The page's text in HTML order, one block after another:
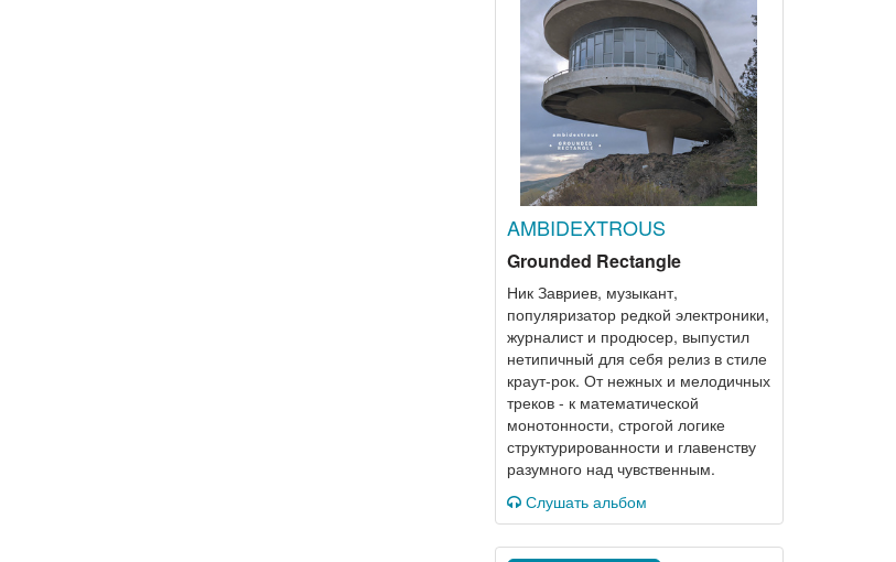
AMBIDEXTROUS
Grounded Rectangle
Ник Завриев, музыкант,
популяризатор редкой электроники,
журналист и продюсер, выпустил
нетипичный для себя релиз в стиле
краут-рок. От нежных и мелодичных
треков - к математической
монотонности, строгой логике
структурированности и главенству
разумного над чувственным.
Слушать альбом